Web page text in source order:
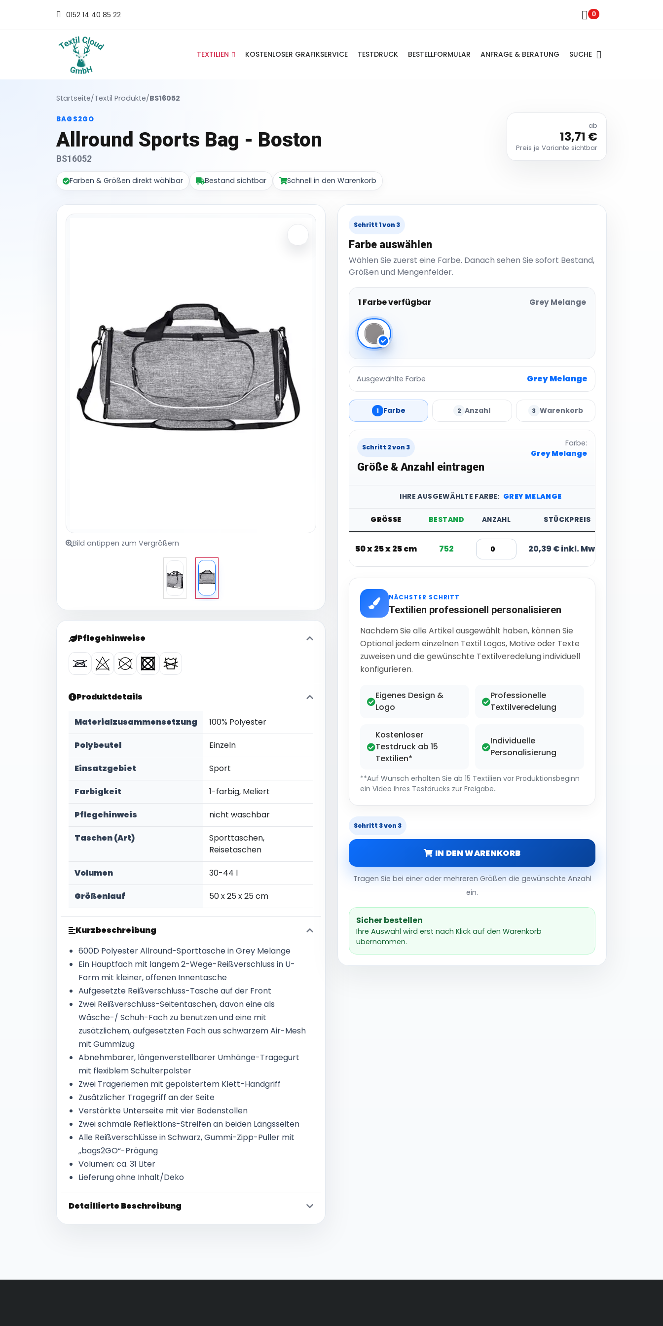
0152 14 40 85 22 0
TEXTILIEN KOSTENLOSER GRAFIKSERVICE TESTDRUCK BESTELLFORMULAR ANFRAGE & BERATUNG SUCHE
Startseite/Textil Produkte/BS16052
BAGS2GO
Allround Sports Bag - Boston
BS16052
Farben & Größen direkt wählbar Bestand sichtbar Schnell in den Warenkorb
ab
13,71 €
Preis je Variante sichtbar
Bild antippen zum Vergrößern
Pflegehinweise
Produktdetails
Materialzusammensetzung 100% Polyester
Polybeutel Einzeln
Einsatzgebiet Sport
Farbigkeit 1-farbig, Meliert
Pflegehinweis nicht waschbar
Taschen (Art)
Sporttaschen,
Reisetaschen
Volumen 30-44 l
Größenlauf 50 x 25 x 25 cm
Kurzbeschreibung
600D Polyester Allround-Sporttasche in Grey Melange
Ein Hauptfach mit langem 2-Wege-Reißverschluss in U-
Form mit kleiner, offenen Innentasche
Aufgesetzte Reißverschluss-Tasche auf der Front
Zwei Reißverschluss-Seitentaschen, davon eine als
Wäsche-/ Schuh-Fach zu benutzen und eine mit
zusätzlichem, aufgesetzten Fach aus schwarzem Air-Mesh
mit Gummizug
Abnehmbarer, längenverstellbarer Umhänge-Tragegurt
mit flexiblem Schulterpolster
Zwei Trageriemen mit gepolstertem Klett-Handgriff
Zusätzlicher Tragegriff an der Seite
Verstärkte Unterseite mit vier Bodenstollen
Zwei schmale Reflektions-Streifen an beiden Längsseiten
Alle Reißverschlüsse in Schwarz, Gummi-Zipp-Puller mit
„bags2GO“-Prägung
Volumen: ca. 31 Liter
Lieferung ohne Inhalt/Deko
Detaillierte Beschreibung
Schritt 1 von 3
Farbe auswählen
Wählen Sie zuerst eine Farbe. Danach sehen Sie sofort Bestand,
Größen und Mengenfelder.
1 Farbe verfügbar Grey Melange
Grey Melange
Ausgewählte Farbe Grey Melange
1 Farbe 2 Anzahl 3 Warenkorb
Schritt 2 von 3
Größe & Anzahl eintragen
Farbe:
Grey Melange
IHRE AUSGEWÄHLTE FARBE: GREY MELANGE
GRÖSSE BESTAND ANZAHL STÜCKPREIS
50 x 25 x 25 cm 752 20,39 € inkl. MwSt.
NÄCHSTER SCHRITT
Textilien professionell personalisieren
Nachdem Sie alle Artikel ausgewählt haben, können Sie
Optional jedem einzelnen Textil Logos, Motive oder Texte
zuweisen und die gewünschte Textilveredelung individuell
konfigurieren.
Eigenes Design &
Logo
Professionelle
Textilveredelung
Kostenloser
Testdruck ab 15
Textilien*
Individuelle
Personalisierung
**Auf Wunsch erhalten Sie ab 15 Textilien vor Produktionsbeginn
ein Video Ihres Testdrucks zur Freigabe..
Schritt 3 von 3
IN DEN WARENKORB
Tragen Sie bei einer oder mehreren Größen die gewünschte Anzahl
ein.
Sicher bestellen
Ihre Auswahl wird erst nach Klick auf den Warenkorb
übernommen.